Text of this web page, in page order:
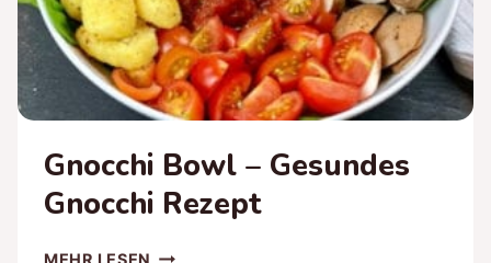
Gnocchi Bowl – Gesundes
Gnocchi Rezept
MEHR LESEN GNOCCHI